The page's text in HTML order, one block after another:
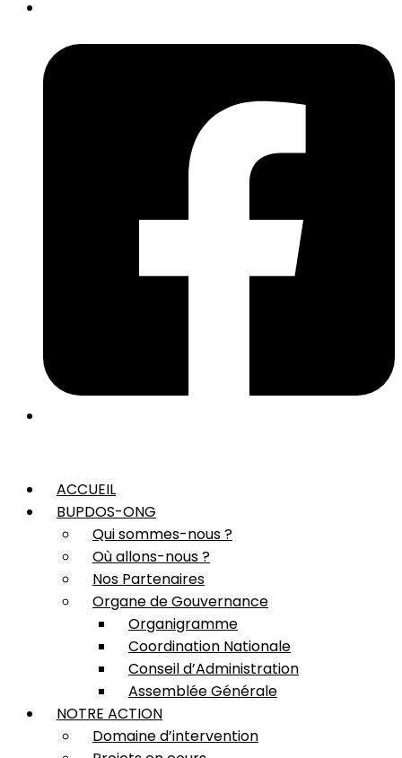
ACCUEIL
BUPDOS-ONG
Qui sommes-nous ?
Où allons-nous ?
Nos Partenaires
Organe de Gouvernance
Organigramme
Coordination Nationale
Conseil d’Administration
Assemblée Générale
NOTRE ACTION
Domaine d’intervention